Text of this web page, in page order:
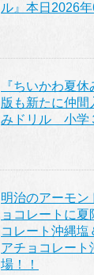
ル』本日2026
『ちいかわ夏
版も新たに仲間
みドリル 小学
明治のアーモン
ョコレートに夏
コレート沖縄塩
アチョコレート
場！！